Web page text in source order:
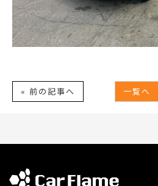
« 前の記事へ 一覧へ